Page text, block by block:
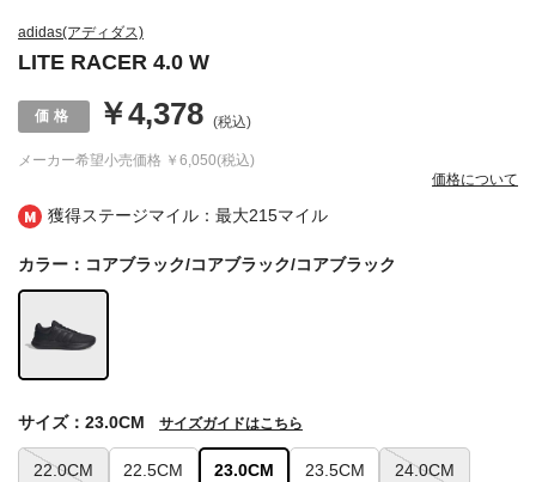
獲得ステージマイル：最大215マイル
adidas(アディダス)
LITE RACER 4.0 W
メーカー希望小売価格 ￥6,050(税込)
￥4,378 (税込)
価格について
カラー：コアブラック/コアブラック/コアブラック
22.0CM 22.5CM 23.0CM 23.5CM 24.0CM
サイズ：23.0CM サイズガイドはこちら